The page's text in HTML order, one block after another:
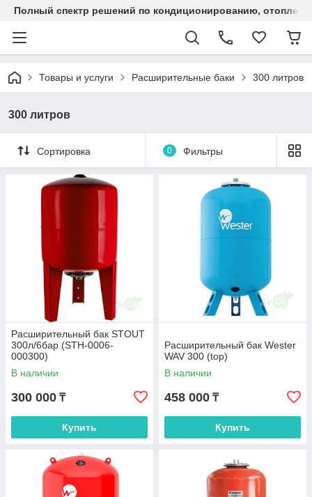
Полный спектр решений по кондиционированию,
Товары и услуги Расширительные баки 300 литров
300 литров
Сортировка 0 Фильтры
Расширительный бак STOUT
300л/6бар (STH-0006-
000300)
В наличии
300 000 ₸
Купить
Расширительный бак Wester
WAV 300 (top)
В наличии
458 000 ₸
Купить